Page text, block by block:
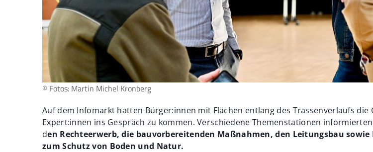
© Fotos: Martin Michel Kronberg
Auf dem Infomarkt hatten Bürger:innen mit Flächen entlang des Trassenverlaufs die
Expert:innen ins Gespräch zu kommen. Verschiedene Themenstationen
den Rechteerwerb, die bauvorbereitenden Maßnahmen, den Leitungsbau
zum Schutz von Boden und Natur.